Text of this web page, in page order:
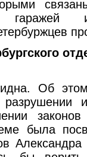
гаражей
Об
была
Александра